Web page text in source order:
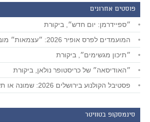
פוסטים אחרונים
״ספיידרמן: יום חדש״, ביקורת
המועמדים לפרס אופיר 2026: ״עצמאות״ מוביל
״תיכון מגשימים״, ביקורת
״האודיסאה״ של כריסטופר נולאן, ביקורת
פסטיבל הקולנוע בירושלים 2026: שמונה או תשע המלצות
סינמסקופ בטוויטר